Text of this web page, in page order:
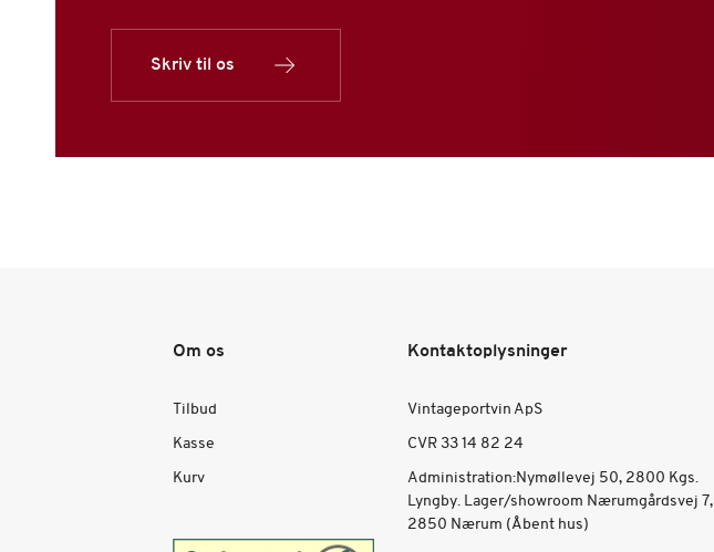
Skriv til os
Om os
Tilbud
Kasse
Kurv
Kontaktoplysninger
Vintageportvin ApS
CVR 33 14 82 24
Administration:Nymøllevej 50, 2800 Kgs.
Lyngby. Lager/showroom Nærumgårdsvej 7,
2850 Nærum (Åbent hus)